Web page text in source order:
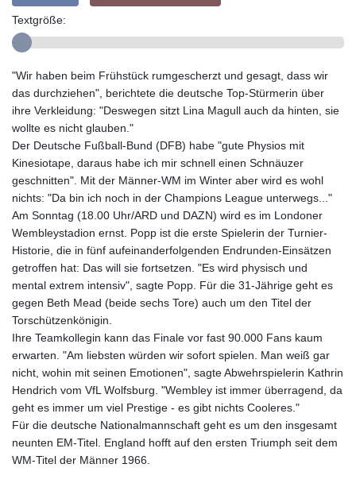
Textgröße:
"Wir haben beim Frühstück rumgescherzt und gesagt, dass wir
das durchziehen", berichtete die deutsche Top-Stürmerin über
ihre Verkleidung: "Deswegen sitzt Lina Magull auch da hinten, sie
wollte es nicht glauben."
Der Deutsche Fußball-Bund (DFB) habe "gute Physios mit
Kinesiotape, daraus habe ich mir schnell einen Schnäuzer
geschnitten". Mit der Männer-WM im Winter aber wird es wohl
nichts: "Da bin ich noch in der Champions League unterwegs..."
Am Sonntag (18.00 Uhr/ARD und DAZN) wird es im Londoner
Wembleystadion ernst. Popp ist die erste Spielerin der Turnier-
Historie, die in fünf aufeinanderfolgenden Endrunden-Einsätzen
getroffen hat: Das will sie fortsetzen. "Es wird physisch und
mental extrem intensiv", sagte Popp. Für die 31-Jährige geht es
gegen Beth Mead (beide sechs Tore) auch um den Titel der
Torschützenkönigin.
Ihre Teamkollegin kann das Finale vor fast 90.000 Fans kaum
erwarten. "Am liebsten würden wir sofort spielen. Man weiß gar
nicht, wohin mit seinen Emotionen", sagte Abwehrspielerin Kathrin
Hendrich vom VfL Wolfsburg. "Wembley ist immer überragend, da
geht es immer um viel Prestige - es gibt nichts Cooleres."
Für die deutsche Nationalmannschaft geht es um den insgesamt
neunten EM-Titel. England hofft auf den ersten Triumph seit dem
WM-Titel der Männer 1966.